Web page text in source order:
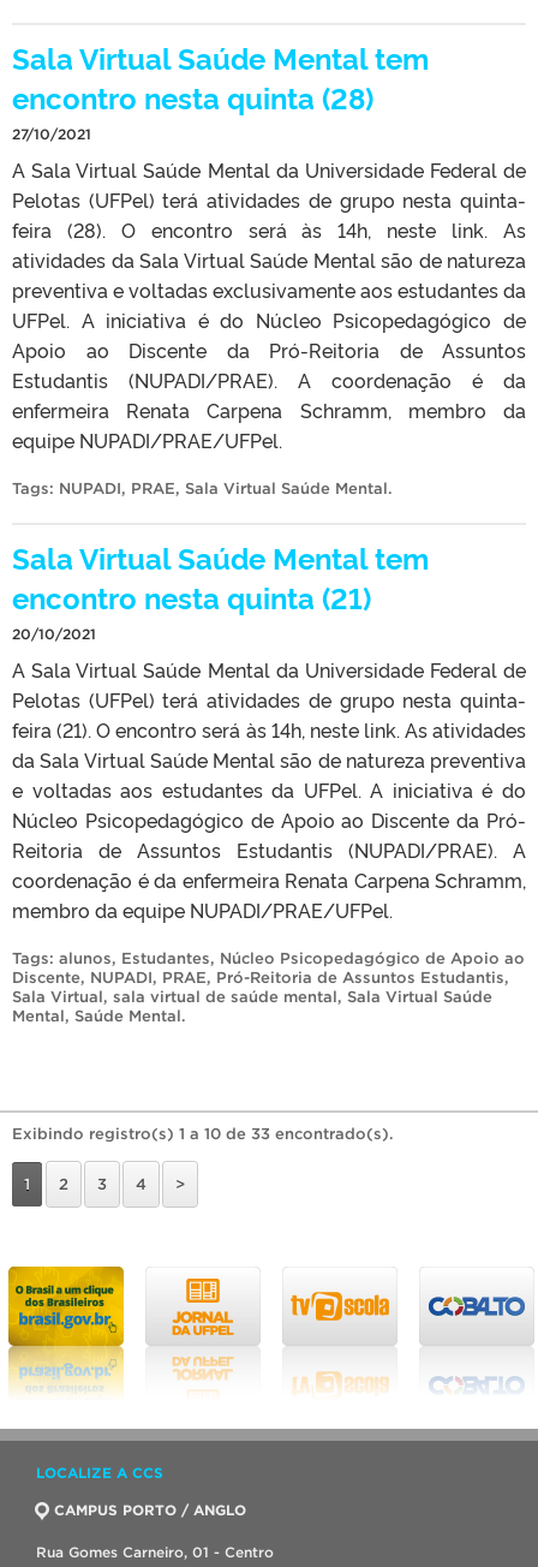
Sala Virtual Saúde Mental tem
encontro nesta quinta (28)
27/10/2021
A Sala Virtual Saúde Mental da Universidade Federal de
Pelotas (UFPel) terá atividades de grupo nesta quinta-
feira (28). O encontro será às 14h, neste link. As
atividades da Sala Virtual Saúde Mental são de natureza
preventiva e voltadas exclusivamente aos estudantes da
UFPel. A iniciativa é do Núcleo Psicopedagógico de
Apoio ao Discente da Pró-Reitoria de Assuntos
Estudantis (NUPADI/PRAE). A coordenação é da
enfermeira Renata Carpena Schramm, membro da
equipe NUPADI/PRAE/UFPel.
Tags: NUPADI, PRAE, Sala Virtual Saúde Mental.
Sala Virtual Saúde Mental tem
encontro nesta quinta (21)
20/10/2021
A Sala Virtual Saúde Mental da Universidade Federal de
Pelotas (UFPel) terá atividades de grupo nesta quinta-
feira (21). O encontro será às 14h, neste link. As atividades
da Sala Virtual Saúde Mental são de natureza preventiva
e voltadas aos estudantes da UFPel. A iniciativa é do
Núcleo Psicopedagógico de Apoio ao Discente da Pró-
Reitoria de Assuntos Estudantis (NUPADI/PRAE). A
coordenação é da enfermeira Renata Carpena Schramm,
membro da equipe NUPADI/PRAE/UFPel.
Tags: alunos, Estudantes, Núcleo Psicopedagógico de Apoio ao
Discente, NUPADI, PRAE, Pró-Reitoria de Assuntos Estudantis,
Sala Virtual, sala virtual de saúde mental, Sala Virtual Saúde
Mental, Saúde Mental.
Exibindo registro(s) 1 a 10 de 33 encontrado(s).
1 2 3 4 >
LOCALIZE A CCS
CAMPUS PORTO / ANGLO
Rua Gomes Carneiro, 01 - Centro